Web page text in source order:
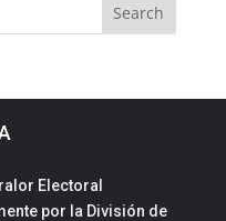
Electoral
por la División de